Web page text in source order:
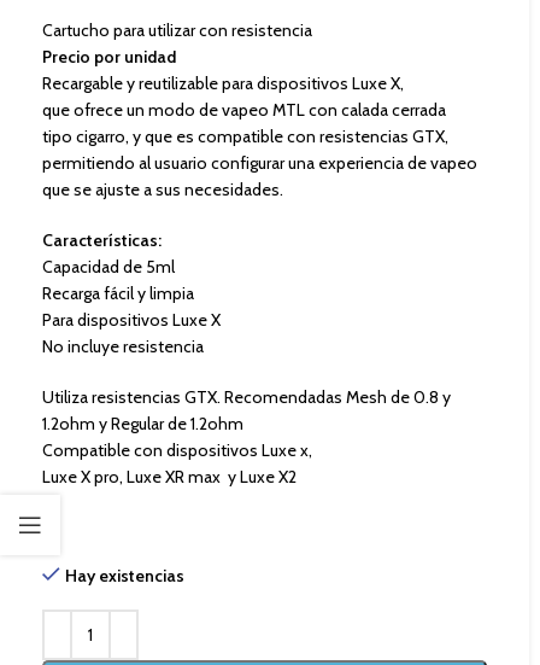
Cartucho para utilizar con resistencia
Precio por unidad
Recargable y reutilizable para dispositivos Luxe X,
que ofrece un modo de vapeo MTL con calada cerrada
tipo cigarro, y que es compatible con resistencias GTX,
permitiendo al usuario configurar una experiencia de vapeo
que se ajuste a sus necesidades.
Características:
Capacidad de 5ml
Recarga fácil y limpia
Para dispositivos Luxe X
No incluye resistencia
Utiliza resistencias GTX. Recomendadas Mesh de 0.8 y
1.2ohm y Regular de 1.2ohm
Compatible con dispositivos Luxe x,
Luxe X pro, Luxe XR max y Luxe X2
Hay existencias